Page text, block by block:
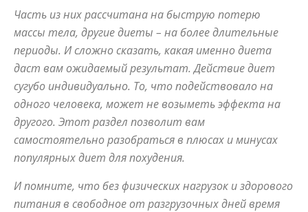
Часть из них рассчитана на быструю потерю
массы тела, другие диеты – на более длительные
периоды. И сложно сказать, какая именно диета
даст вам ожидаемый результат. Действие диет
сугубо индивидуально. То, что подействовало на
одного человека, может не возыметь эффекта на
другого. Этот раздел позволит вам
самостоятельно разобраться в плюсах и минусах
популярных диет для похудения.
И помните, что без физических нагрузок и здорового
питания в свободное от разгрузочных дней время